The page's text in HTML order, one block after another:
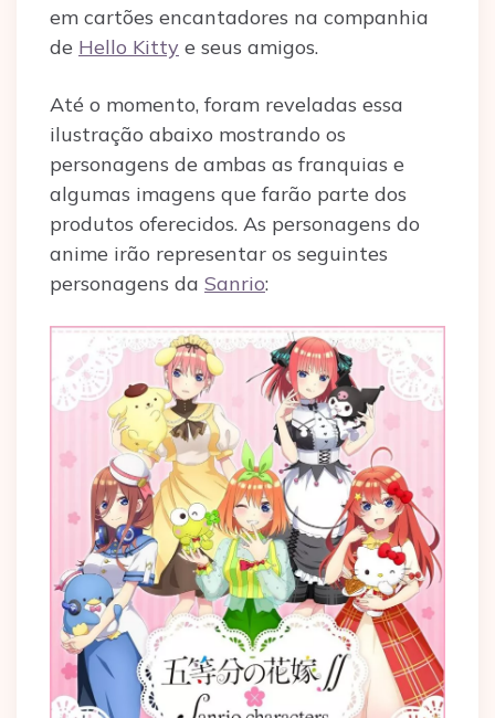
em cartões encantadores na companhia
de Hello Kitty e seus amigos.
Até o momento, foram reveladas essa
ilustração abaixo mostrando os
personagens de ambas as franquias e
algumas imagens que farão parte dos
produtos oferecidos. As personagens do
anime irão representar os seguintes
personagens da Sanrio: